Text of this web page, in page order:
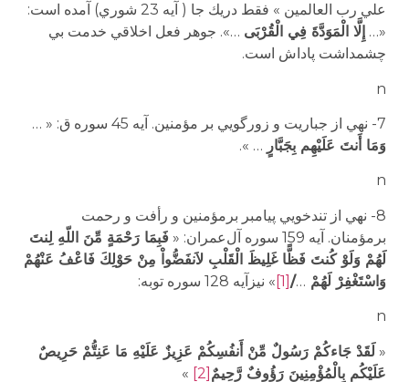
علي رب العالمين » فقط دريك جا ( آيه 23 شوري) آمده است:
«… إِلَّا الْمَوَدَّةَ فِي الْقُرْبَى …». جوهر فعل اخلاقي خدمت بي
چشمداشت پاداش است.
n
7- نهي از جباريت و زورگويي بر مؤمنين. آيه 45 سوره ق: « …
وَمَا أَنتَ عَلَيْهِم بِجَبَّارٍ … ».
n
8- نهي از تندخويي پيامبر برمؤمنين و رأفت و رحمت
برمؤمنان. آيه 159 سوره آل‌عمران: «
فَبِمَا رَحْمَةٍ مِّنَ اللّهِ لِنتَ
لَهُمْ وَلَوْ كُنتَ فَظًّا غَلِيظَ الْقَلْبِ لاَنفَضُّواْ مِنْ حَوْلِكَ فَاعْفُ عَنْهُمْ
وَاسْتَغْفِرْ لَهُمْ …
/
[1] » نيزآيه 128 سوره توبه:
n
« لَقَدْ جَاءكُمْ رَسُولٌ مِّنْ أَنفُسِكُمْ عَزِيزٌ عَلَيْهِ مَا عَنِتُّمْ حَرِيصٌ
عَلَيْكُم بِالْمُؤْمِنِينَ رَؤُوفٌ رَّحِيمٌ [2]
»